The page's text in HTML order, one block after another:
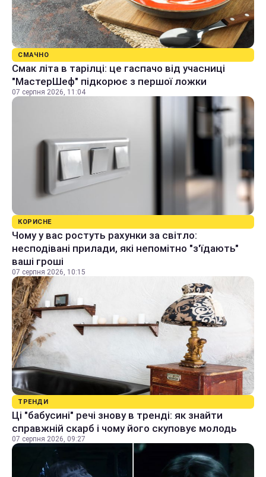
СМАЧНО
Смак літа в тарілці: це гаспачо від учасниці
"МастерШеф" підкорює з першої ложки
07 серпня 2026, 11:04
КОРИСНЕ
Чому у вас ростуть рахунки за світло:
несподівані прилади, які непомітно "з'їдають"
ваші гроші
07 серпня 2026, 10:15
ТРЕНДИ
Ці "бабусині" речі знову в тренді: як знайти
справжній скарб і чому його скуповує молодь
07 серпня 2026, 09:27